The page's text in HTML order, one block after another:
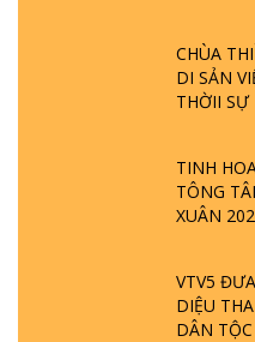
CHÙA
DI SẢN
THỜII
TINH
TÔNG
XUÂN
VTV5
DIỆU
DÂN TỘC